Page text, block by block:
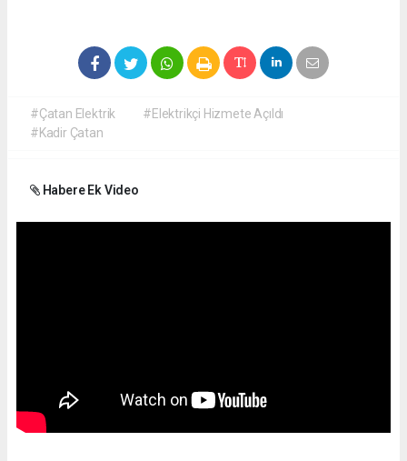
#Çatan Elektrik
#Elektrikçi Hizmete Açıldı
#Kadir Çatan
Habere Ek Video